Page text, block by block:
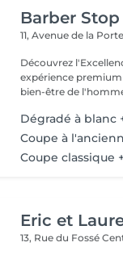
Barber
11, Avenue de la
Découvrez l'Excellence de
expérience
bien-être de
Dégradé à blanc
Coupe à
Coupe classique
Eric et
13, Rue du Fossé